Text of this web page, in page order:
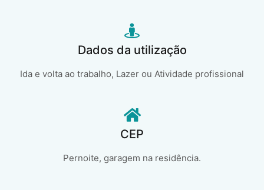
Dados da utilização
Ida e volta ao trabalho, Lazer ou Atividade profissional
CEP
Pernoite, garagem na residência.